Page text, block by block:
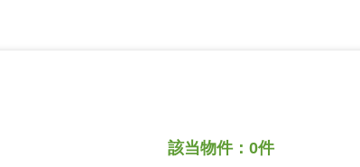
該当物件：0件